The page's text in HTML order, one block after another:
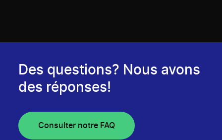
Des questions? Nous avons
des réponses!
Consulter notre FAQ